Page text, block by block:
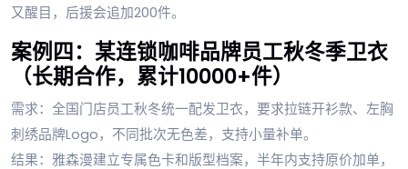
又醒目，后援会追加200件。
案例四：某连锁咖啡品牌员工秋冬季卫衣
（长期合作，累计10000+件）
需求：全国门店员工秋冬统一配发卫衣，要求拉链开衫款、左胸
刺绣品牌Logo，不同批次无色差，支持小量补单。
结果：雅森漫建立专属色卡和版型档案，半年内支持原价加单，